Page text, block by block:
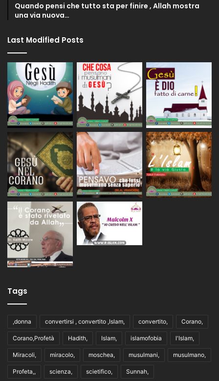
Quando pensi che tutto sta per finire , Allah mostra
una via nuova…
Last Modified Posts
Tags
,donna convertirsi , convertito ,Islam, convertito, Corano,
Corano,Profetà Hadith, Islam, islamofobia l'Islam,
Miracoli, miracolo, moschea, musulmani, musulmano,
Profeta,, scienza, scietifico, Sunnah,